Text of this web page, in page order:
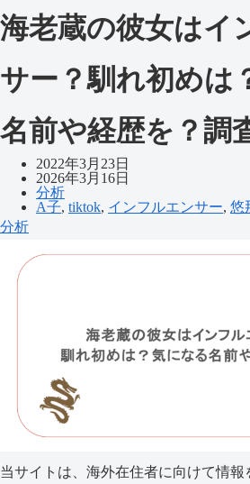
海老蔵の彼女はイ
サー？馴れ初めは
名前や経歴を？調
2022年3月23日
2026年3月16日
分析
A子, tiktok, インフルエンサー, 悠
分析
当サイトは、海外在住者に向けて情報